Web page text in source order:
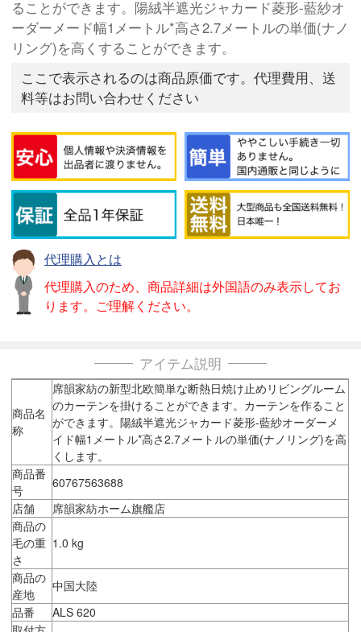
ることができます。陽絨半遮光ジャカード菱形-藍紗オ
ーダーメード幅1メートル*高さ2.7メートルの単価(ナノ
リング)を高くすることができます。
ここで表示されるのは商品原価です。代理費用、送
料等はお問い合わせください
代理購入とは
代理購入のため、商品詳細は外国語のみ表示してお
ります。ご理解ください。
アイテム説明
商品名
称
席韻家紡の新型北欧簡単な断熱日焼け止めリビングルーム
のカーテンを掛けることができます。カーテンを作ること
ができます。陽絨半遮光ジャカード菱形-藍紗オーダーメ
イド幅1メートル*高さ2.7メートルの単価(ナノリング)を高
くします。
商品番
号
60767563688
店舗
席韻家紡ホーム旗艦店
商品の
毛の重
さ
1.0 kg
商品の
産地
中国大陸
品番
ALS 620